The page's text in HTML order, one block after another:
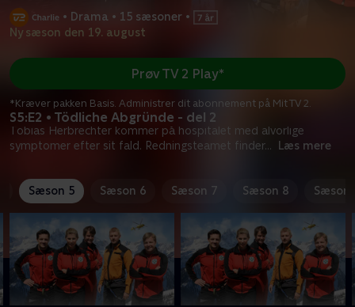
• Drama • 15 sæsoner •
Ny sæson den 19. august
S5:E2 • Tödliche Abgründe - del 2
Tobias Herbrechter kommer på hospitalet med alvorlige
symptomer efter sit fald. Redningsteamet finder... Læs mere
Prøv TV 2 Play*
*Kræver pakken Basis. Administrer dit abonnement på Mit TV 2.
Sæson 5 Sæson 6 Sæson 7 Sæson 8 Sæson